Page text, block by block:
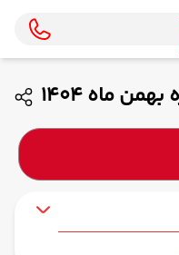
تور آنتالیا 4 شب - ویژه بهمن ماه 1404